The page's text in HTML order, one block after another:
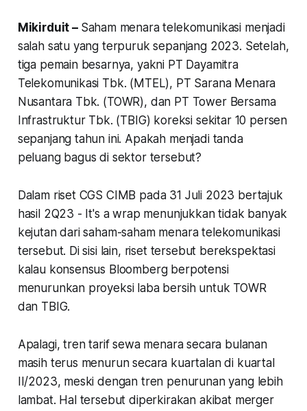
Mikirduit – Saham menara telekomunikasi menjadi
salah satu yang terpuruk sepanjang 2023. Setelah,
tiga pemain besarnya, yakni PT Dayamitra
Telekomunikasi Tbk. (MTEL), PT Sarana Menara
Nusantara Tbk. (TOWR), dan PT Tower Bersama
Infrastruktur Tbk. (TBIG) koreksi sekitar 10 persen
sepanjang tahun ini. Apakah menjadi tanda
peluang bagus di sektor tersebut?
Dalam riset CGS CIMB pada 31 Juli 2023 bertajuk
hasil 2Q23 - It's a wrap menunjukkan tidak banyak
kejutan dari saham-saham menara telekomunikasi
tersebut. Di sisi lain, riset tersebut berekspektasi
kalau konsensus Bloomberg berpotensi
menurunkan proyeksi laba bersih untuk TOWR
dan TBIG.
Apalagi, tren tarif sewa menara secara bulanan
masih terus menurun secara kuartalan di kuartal
II/2023, meski dengan tren penurunan yang lebih
lambat. Hal tersebut diperkirakan akibat merger